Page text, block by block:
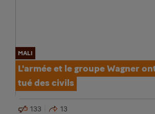
MALI
L'armée et le groupe Wagner
tué des civils
133 13